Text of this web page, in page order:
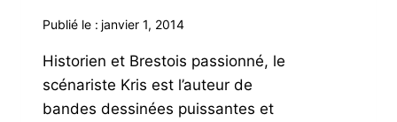
Publié le : janvier 1, 2014
Historien et Brestois passionné, le
scénariste Kris est l’auteur de
bandes dessinées puissantes et